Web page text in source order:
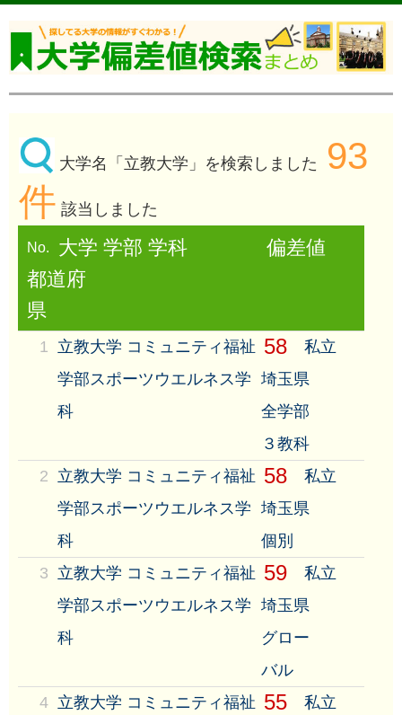
大学名「立教大学」を検索しました 93
件 該当しました
No. 大学 学部 学科
偏差値
都道府
県
1
立教大学 コミュニティ福祉
学部スポーツウエルネス学
科
58
私立
埼玉県
全学部
３教科
2 立教大学 コミュニティ福祉
学部スポーツウエルネス学
科
58
私立
埼玉県
個別
3 立教大学 コミュニティ福祉
学部スポーツウエルネス学
科
59
私立
埼玉県
グロー
バル
4 立教大学 コミュニティ福祉 55
私立